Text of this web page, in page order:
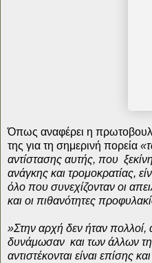
Όπως αναφέρει η
της για τη σημερινή πορεία
αντίστασης αυτής, που
ανάγκης και τρομοκρατίας,
όλο που συνεχίζονταν οι
και οι πιθανότητες
»Στην αρχή δεν ήταν πολλοί,
δυνάμωσαν και των άλλων
αντιστέκονται είναι επίσης